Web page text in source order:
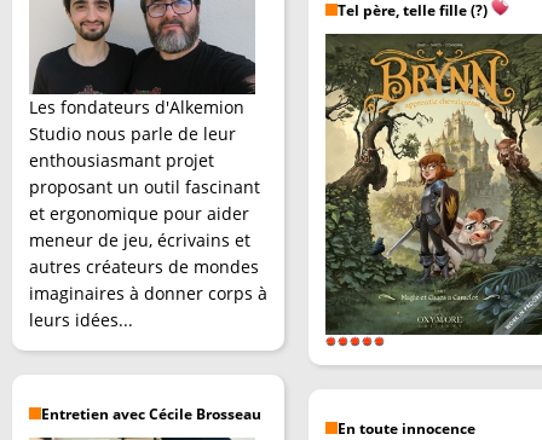
Les fondateurs d'Alkemion
Studio nous parle de leur
enthousiasmant projet
proposant un outil fascinant
et ergonomique pour aider
meneur de jeu, écrivains et
autres créateurs de mondes
imaginaires à donner corps à
leurs idées...
Entretien avec Cécile Brosseau
Tel père, telle fille (?)
En toute innocence